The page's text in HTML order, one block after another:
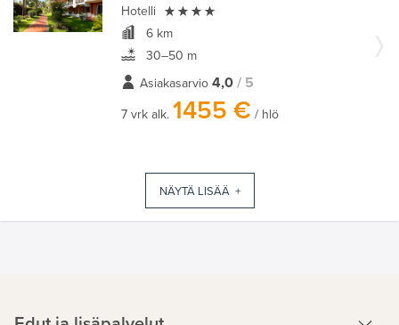
Hotelli 
6 km
30–50 m
Asiakasarvio 4,0 / 5
7 vrk alk. 1455 € / hlö
NÄYTÄ LISÄÄ +